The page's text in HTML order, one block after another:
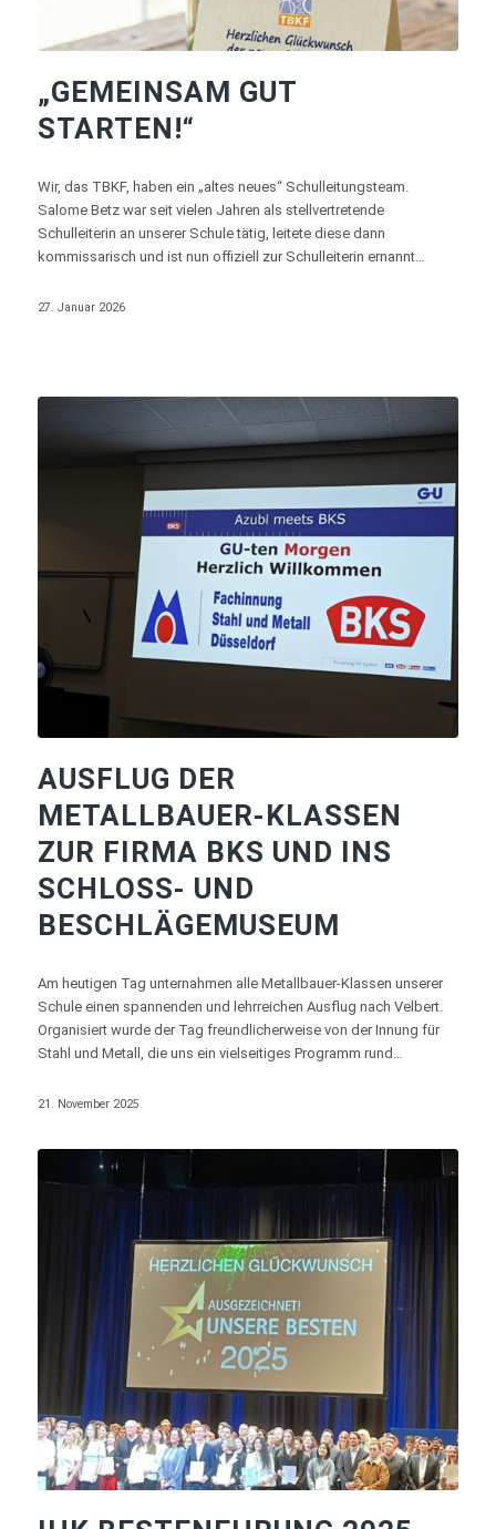
„GEMEINSAM GUT
STARTEN!“
Wir, das TBKF, haben ein „altes neues“ Schulleitungsteam.
Salome Betz war seit vielen Jahren als stellvertretende
Schulleiterin an unserer Schule tätig, leitete diese dann
kommissarisch und ist nun offiziell zur Schulleiterin ernannt…
27. Januar 2026
AUSFLUG DER
METALLBAUER-KLASSEN
ZUR FIRMA BKS UND INS
SCHLOSS- UND
BESCHLÄGEMUSEUM
Am heutigen Tag unternahmen alle Metallbauer-Klassen unserer
Schule einen spannenden und lehrreichen Ausflug nach Velbert.
Organisiert wurde der Tag freundlicherweise von der Innung für
Stahl und Metall, die uns ein vielseitiges Programm rund…
21. November 2025